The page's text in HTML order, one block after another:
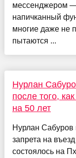
мессенджером
напичканный
многие даже не
пытаются ...
Нурлан
после того,
на 50 лет
Нурлан
запрета на
состоялось на